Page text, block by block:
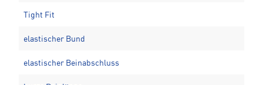
Tight Fit
elastischer Bund
elastischer Beinabschluss